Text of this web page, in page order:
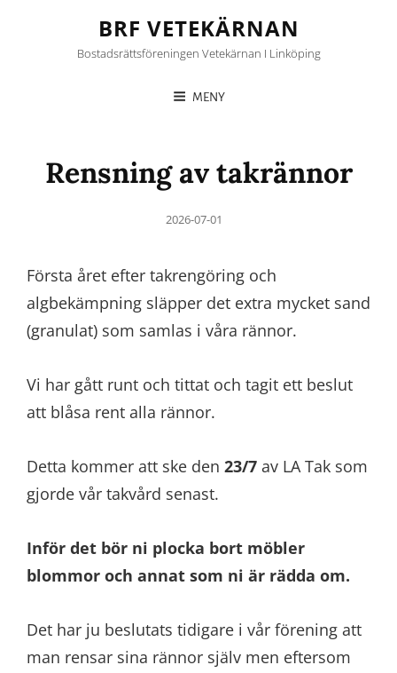
BRF VETEKÄRNAN
Bostadsrättsföreningen Vetekärnan I Linköping
MENY
Rensning av takrännor
Posted
2026-07-01
Första året efter takrengöring och
algbekämpning släpper det extra mycket sand
(granulat) som samlas i våra rännor.
Vi har gått runt och tittat och tagit ett beslut
att blåsa rent alla rännor.
Detta kommer att ske den 23/7 av LA Tak som
gjorde vår takvård senast.
Inför det bör ni plocka bort möbler
blommor och annat som ni är rädda om.
Det har ju beslutats tidigare i vår förening att
man rensar sina rännor själv men eftersom